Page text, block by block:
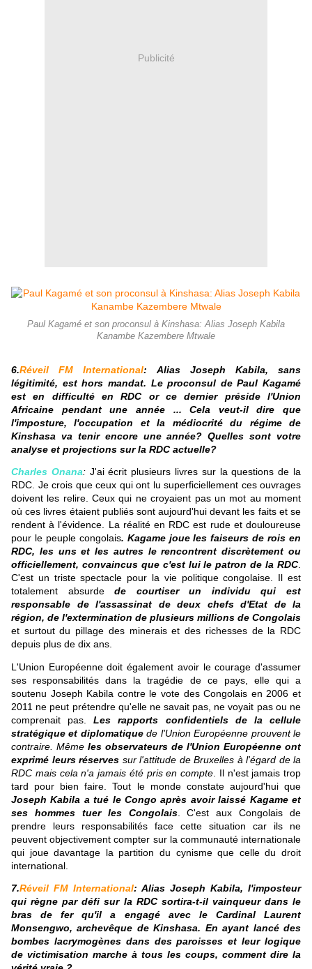
Publicité
Paul Kagamé et son proconsul à Kinshasa: Alias Joseph Kabila
Kanambe Kazembere Mtwale
6.Réveil FM International: Alias Joseph Kabila, sans
légitimité, est hors mandat. Le proconsul de Paul Kagamé
est en difficulté en RDC or ce dernier préside l'Union
Africaine pendant une année ... Cela veut-il dire que
l'imposture, l'occupation et la médiocrité du régime de
Kinshasa va tenir encore une année? Quelles sont votre
analyse et projections sur la RDC actuelle?
Charles Onana:J'ai écrit plusieurs livres sur la questions de la
RDC. Je crois que ceux qui ont lu superficiellement ces ouvrages
doivent les relire. Ceux qui ne croyaient pas un mot au moment
où ces livres étaient publiés sont aujourd'hui devant les faits et se
rendent à l'évidence. La réalité en RDC est rude et douloureuse
pour le peuple congolais. Kagame joue les faiseurs de rois en
RDC, les uns et les autres le rencontrent discrètement ou
officiellement, convaincus que c'est lui le patron de la RDC.
C'est un triste spectacle pour la vie politique congolaise. Il est
totalement absurdede courtiser un individu qui est
responsable de l'assassinat de deux chefs d'Etat de la
région, de l'extermination de plusieurs millions de Congolais
et surtout du pillage des minerais et des richesses de la RDC
depuis plus de dix ans.
L'Union Européenne doit également avoir le courage d'assumer
ses responsabilités dans la tragédie de ce pays, elle qui a
soutenu Joseph Kabila contre le vote des Congolais en 2006 et
2011 ne peut prétendre qu'elle ne savait pas, ne voyait pas ou ne
comprenait pas.Les rapports confidentiels de la cellule
stratégique et diplomatiquede l'Union Européenne prouvent le
contraire. Même les observateurs de l'Union Européenne ont
exprimé leurs réserves sur l'attitude de Bruxelles à l'égard de la
RDC mais cela n'a jamais été pris en compte . Il n'est jamais trop
tard pour bien faire. Tout le monde constate aujourd'hui que
Joseph Kabila a tué le Congo après avoir laissé Kagame et
ses hommes tuer les Congolais. C'est aux Congolais de
prendre leurs responsabilités face cette situation car ils ne
peuvent objectivement compter sur la communauté internationale
qui joue davantage la partition du cynisme que celle du droit
international.
7.Réveil FM International: Alias Joseph Kabila, l'imposteur
qui règne par défi sur la RDC sortira-t-il vainqueur dans le
bras de fer qu'il a engagé avec le Cardinal Laurent
Monsengwo, archevêque de Kinshasa. En ayant lancé des
bombes lacrymogènes dans des paroisses et leur logique
de victimisation marche à tous les coups, comment dire la